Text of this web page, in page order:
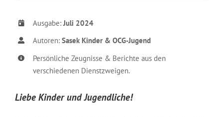
Ausgabe: Juli 2024
Autoren: Sasek Kinder & OCG-Jugend
Persönliche Zeugnisse & Berichte aus den
verschiedenen Dienstzweigen.
Liebe Kinder und Jugendliche!